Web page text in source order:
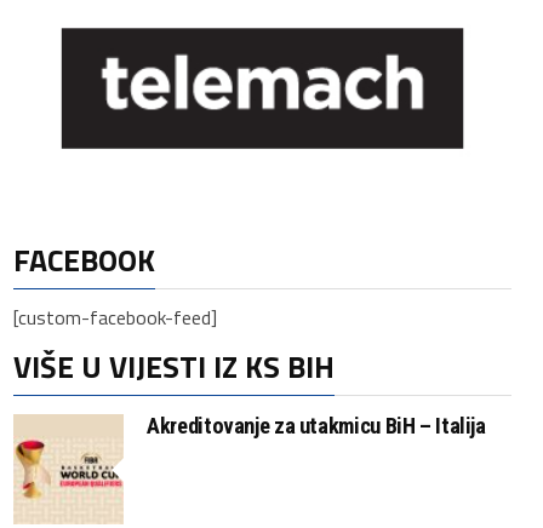
FACEBOOK
[custom-facebook-feed]
VIŠE U VIJESTI IZ KS BIH
Akreditovanje za utakmicu BiH – Italija